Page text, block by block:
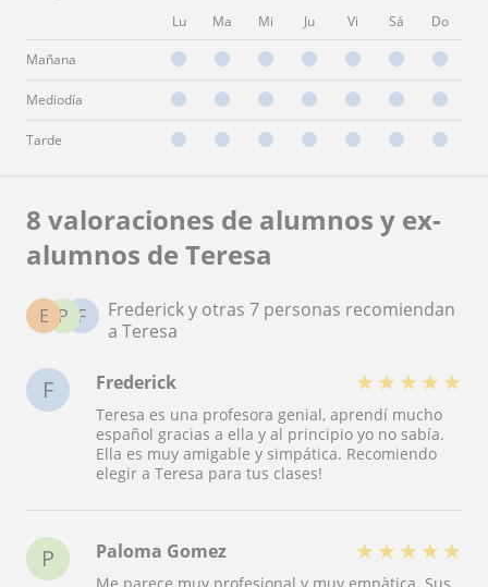
Lu Ma Mi Ju Vi Sá Do
Mañana
Mediodía
Tarde
8 valoraciones de alumnos y ex-
alumnos de Teresa
F
P
E
Frederick y otras 7 personas recomiendan
a Teresa
F Frederick ★ ★ ★ ★ ★
Teresa es una profesora genial, aprendí mucho
español gracias a ella y al principio yo no sabía.
Ella es muy amigable y simpática. Recomiendo
elegir a Teresa para tus clases!
P Paloma Gomez ★ ★ ★ ★ ★